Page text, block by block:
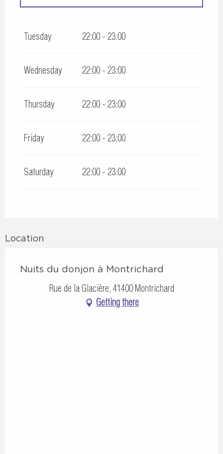
Tuesday 22:00 - 23:00
Wednesday 22:00 - 23:00
Thursday 22:00 - 23:00
Friday 22:00 - 23:00
Saturday 22:00 - 23:00
Location
Nuits du donjon à Montrichard
Rue de la Glacière, 41400 Montrichard
Getting there